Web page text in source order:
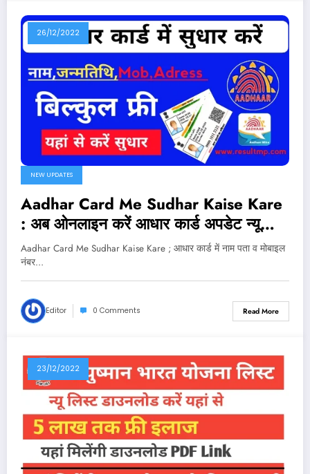
26/12/2022
NEW UPDATES
Aadhar Card Me Sudhar Kaise Kare
: अब ओनलाइन करें आधार कार्ड अपडेट न्यू
पोर्टल जारी
Aadhar Card Me Sudhar Kaise Kare ; आधार कार्ड में नाम पता व मोबाइल
नंबर…
Editor 0 Comments Read More
23/12/2022